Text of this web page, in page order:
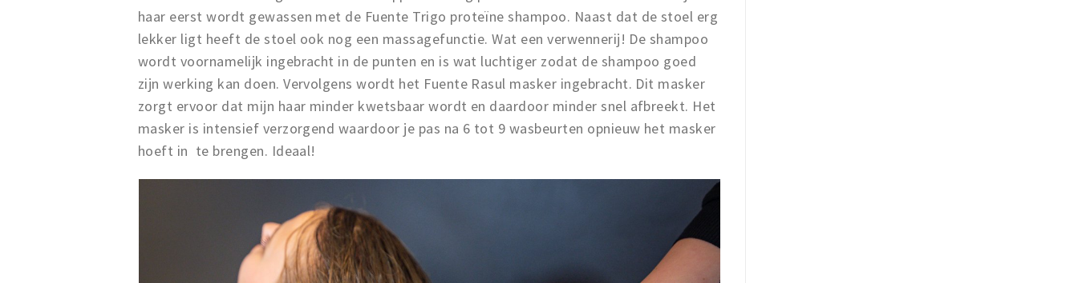
haar eerst wordt gewassen met de Fuente Trigo proteïne shampoo. Naast dat de stoel erg
lekker ligt heeft de stoel ook nog een massagefunctie. Wat een verwennerij! De shampoo
wordt voornamelijk ingebracht in de punten en is wat luchtiger zodat de shampoo goed
zijn werking kan doen. Vervolgens wordt het Fuente Rasul masker ingebracht. Dit masker
zorgt ervoor dat mijn haar minder kwetsbaar wordt en daardoor minder snel afbreekt. Het
masker is intensief verzorgend waardoor je pas na 6 tot 9 wasbeurten opnieuw het masker
hoeft in te brengen. Ideaal!